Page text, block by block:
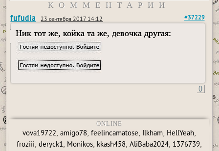
КОММЕНТАРИИ
fufudia 23 сентября 2017 14:12 #37229
Ник тот же, койка та же, девочка другая:
0
ONLINE
vova19722, amigo78, feelincamatose, Ilkham, HellYeah,
froziii, deryck1, Monikos, kkash458, AliBaba2024, 1376739,